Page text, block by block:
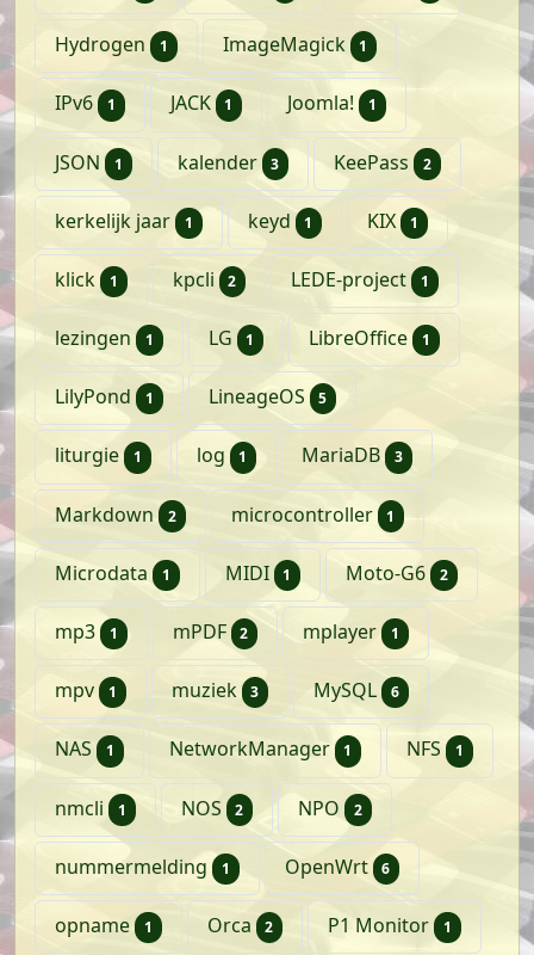
Hydrogen 1 artikelImageMagick 1 artikel
IPv6 1 artikelJACK 1 artikelJoomla! 1 artikel
JSON 1 artikelkalender 3 artikelenKeePass 2 artikelen
kerkelijk jaar 1 artikelkeyd 1 artikelKIX 1 artikel
klick 1 artikelkpcli 2 artikelenLEDE-project 1 artikel
lezingen 1 artikelLG 1 artikelLibreOffice 1 artikel
LilyPond 1 artikelLineageOS 5 artikelen
liturgie 1 artikellog 1 artikelMariaDB 3 artikelen
Markdown 2 artikelenmicrocontroller 1 artikel
Microdata 1 artikelMIDI 1 artikelMoto-G6 2
mp3 1 artikelmPDF 2 artikelenmplayer 1 artikel
mpv 1 artikelmuziek 3 artikelenMySQL 6 artikelen
NAS 1 artikelNetworkManager 1 artikelNFS 1 artikel
nmcli 1 artikelNOS 2 artikelen
NPO 2 artikelen
nummermelding 1 artikelOpenWrt 6 artikelen
opname 1 artikelOrca 2 artikelenP1 Monitor 1 artikel